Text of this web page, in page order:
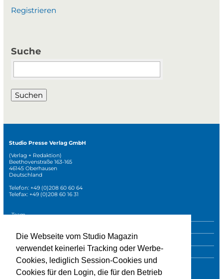
Die Webseite vom Studio Magazin
verwendet keinerlei Tracking oder Werbe-
Cookies, lediglich Session-Cookies und
Cookies für den Login, die für den Betrieb
Registrieren
Suche
Suchbegriffe
Suchen
Studio Presse Verlag GmbH
(Verlag + Redaktion)
Beethovenstraße 163-165
46145 Oberhausen
Deutschland
Telefon: +49 (0)208 60 60 64
Telefax: +49 (0)208 60 16 31
Navigation
Team
Sonderpublikationen
Impressum
Datenschutz